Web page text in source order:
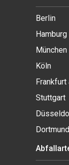
Berlin
Hamburg
München
Köln
Frankfurt
Stuttgart
Dortmund